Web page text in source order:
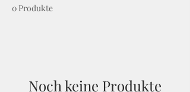
0 Produkte
Noch keine Produkte